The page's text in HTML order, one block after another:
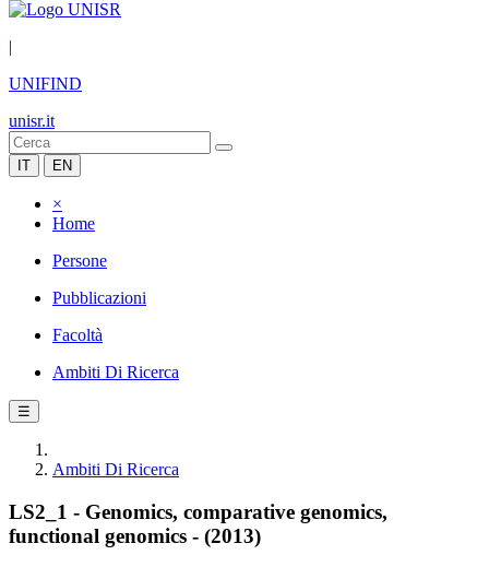
|
UNIFIND
unisr.it
IT EN
×
Home
Persone
Pubblicazioni
Facoltà
Ambiti Di Ricerca
☰
Ambiti Di Ricerca
LS2_1 - Genomics, comparative genomics,
functional genomics - (2013)